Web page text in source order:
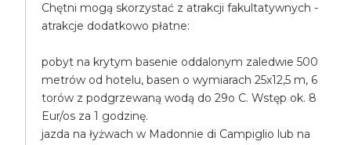
Chętni mogą skorzystać z atrakcji fakultatywnych -
atrakcje dodatkowo płatne:
pobyt na krytym basenie oddalonym zaledwie 500
metrów od hotelu, basen o wymiarach 25x12,5 m, 6
torów z podgrzewaną wodą do 29o C. Wstęp ok. 8
Eur/os za 1 godzinę.
jazda na łyżwach w Madonnie di Campiglio lub na